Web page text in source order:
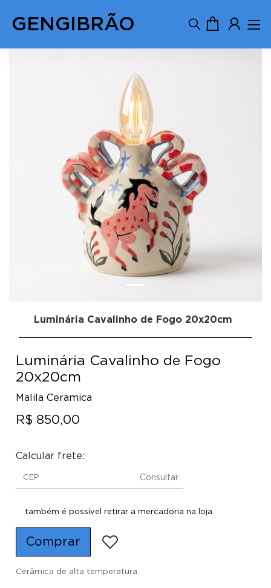
GENGIBRÃO
Luminária Cavalinho de Fogo 20x20cm
Luminária Cavalinho de Fogo
20x20cm
Malila Ceramica
R$ 850,00
Calcular frete:
Consultar
também é possível retirar a mercadoria na loja.
Comprar
Cerâmica de alta temperatura.